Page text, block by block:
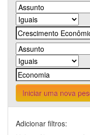
Iniciar uma nova
Adicionar filtros: